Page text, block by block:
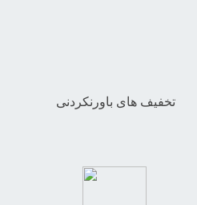
تخفیف های باورنکردنی